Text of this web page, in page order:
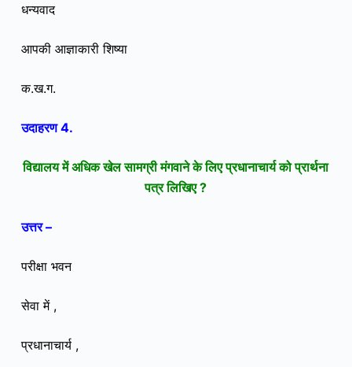
धन्यवाद
आपकी आज्ञाकारी शिष्या
क.ख.ग.
उदाहरण 4.
विद्यालय में अधिक खेल सामग्री मंगवाने के लिए प्रधानाचार्य को प्रार्थना
पत्र लिखिए ?
उत्तर –
परीक्षा भवन
सेवा में ,
प्रधानाचार्य ,